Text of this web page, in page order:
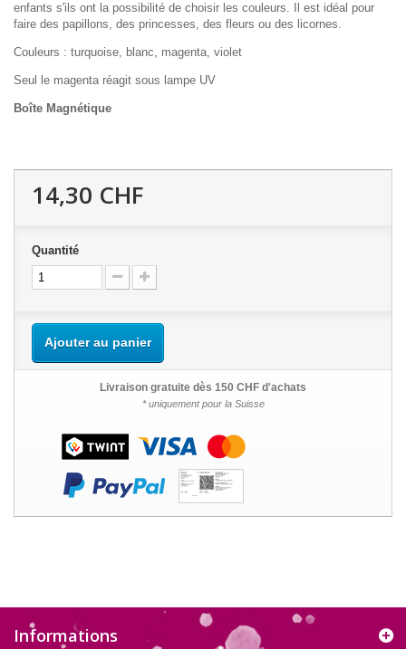
enfants s'ils ont la possibilité de choisir les couleurs. Il est idéal pour
faire des papillons, des princesses, des fleurs ou des licornes.
Couleurs : turquoise, blanc, magenta, violet
Seul le magenta réagit sous lampe UV
Boîte Magnétique
14,30 CHF
Quantité
Ajouter au panier
Livraison gratuite dès 150 CHF d'achats
* uniquement pour la Suisse
Informations